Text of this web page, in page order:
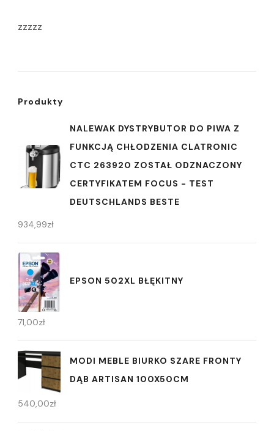
zzzzz
Produkty
NALEWAK DYSTRYBUTOR DO PIWA Z
FUNKCJĄ CHŁODZENIA CLATRONIC
CTC 263920 ZOSTAŁ ODZNACZONY
CERTYFIKATEM FOCUS - TEST
DEUTSCHLANDS BESTE
934,99zł
EPSON 502XL BŁĘKITNY
71,00zł
MODI MEBLE BIURKO SZARE FRONTY
DĄB ARTISAN 100X50CM
540,00zł